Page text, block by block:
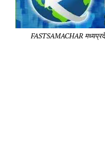
FASTSAMACHAR